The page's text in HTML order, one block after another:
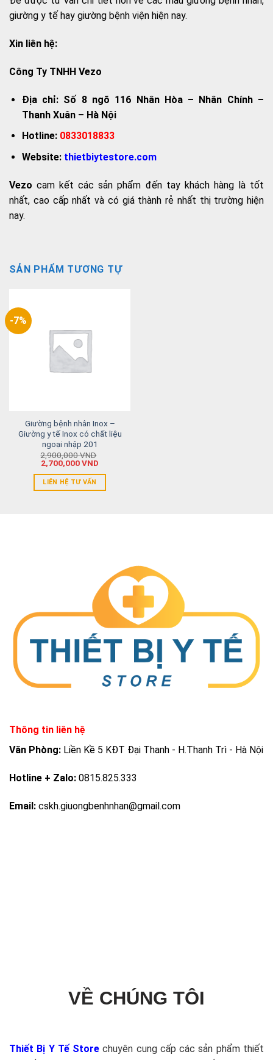
giường y tế hay giường bệnh viện hiện nay.
Xin liên hệ:
Công Ty TNHH Vezo
Địa chỉ: Số 8 ngõ 116 Nhân Hòa – Nhân Chính –
Thanh Xuân – Hà Nội
Hotline: 0833018833
Website: thietbiytestore.com
Vezo cam kết các sản phẩm đến tay khách hàng là tốt
nhất, cao cấp nhất và có giá thành rẻ nhất thị trường hiện
nay.
SẢN PHẨM TƯƠNG TỰ
-7%
Giường bệnh nhân Inox –
Giường y tế Inox có chất liệu
ngoại nhập 201
2,900,000VND
2,700,000VND
LIÊN HỆ TƯ VẤN
Thông tin liên hệ
Văn Phòng: Liền Kề 5 KĐT Đại Thanh - H.Thanh Trì - Hà Nội
Hotline + Zalo: 0815.825.333
Email: cskh.giuongbenhnhan@gmail.com
VỀ CHÚNG TÔI
Thiết Bị Y Tế Store chuyên cung cấp các sản phẩm thiết